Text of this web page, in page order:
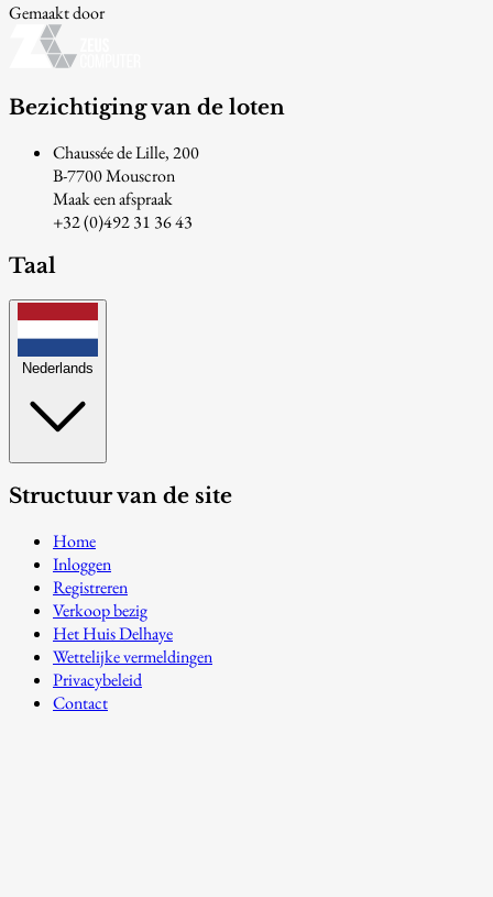
Gemaakt door
Bezichtiging van de loten
Chaussée de Lille, 200
B-7700 Mouscron
Maak een afspraak
+32 (0)492 31 36 43
Taal
Nederlands
Structuur van de site
Home
Inloggen
Registreren
Verkoop bezig
Het Huis Delhaye
Wettelijke vermeldingen
Privacybeleid
Contact